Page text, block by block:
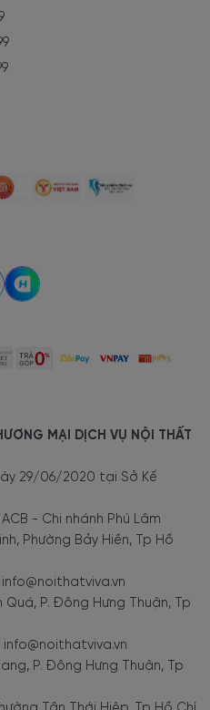
MẠI DỊCH VỤ NỘI THẤT
29/06/2020 tại Sở Kế
- Chi nhánh Phú Lâm
Phường Bảy Hiền, Tp Hồ
info@noithatviva.vn
Quá, P. Đông Hưng Thuận, Tp
info@noithatviva.vn
P. Đông Hưng Thuận, Tp